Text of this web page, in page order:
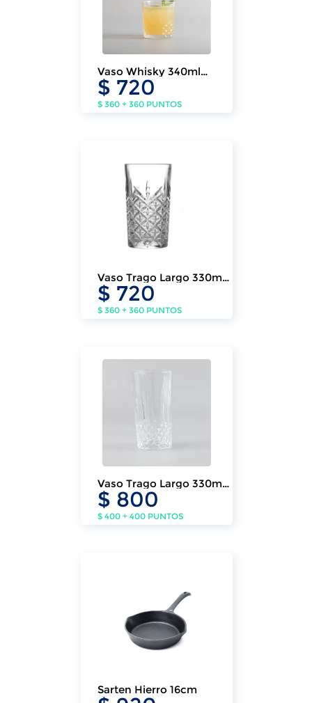
Vaso Whisky 340ml
Sting (6 Un.)
$ 720
$ 360 + 360 PUNTOS
Vaso Trago Largo 330ml
Prince (6 Un.)
$ 720
$ 360 + 360 PUNTOS
Vaso Trago Largo 330ml
Sting (6 Un.)
$ 800
$ 400 + 400 PUNTOS
Sarten Hierro 16cm